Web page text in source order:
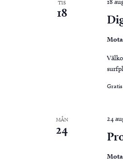
TIS
18
Gratis
MÅN
24
24